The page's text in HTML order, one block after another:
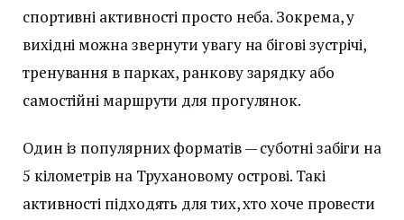
спортивні активності просто неба. Зокрема, у
вихідні можна звернути увагу на бігові зустрічі,
тренування в парках, ранкову зарядку або
самостійні маршрути для прогулянок.
Один із популярних форматів — суботні забіги на
5 кілометрів на Трухановому острові. Такі
активності підходять для тих, хто хоче провести